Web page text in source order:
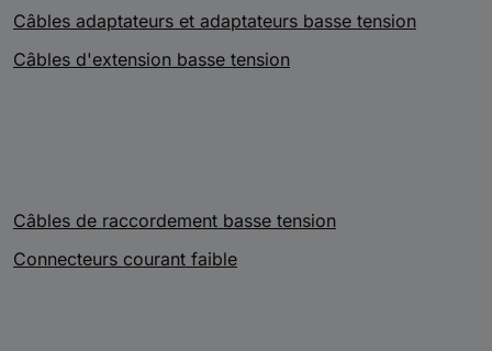
Câbles adaptateurs et adaptateurs basse tension
Câbles d'extension basse tension
Câbles de raccordement basse tension
Connecteurs courant faible